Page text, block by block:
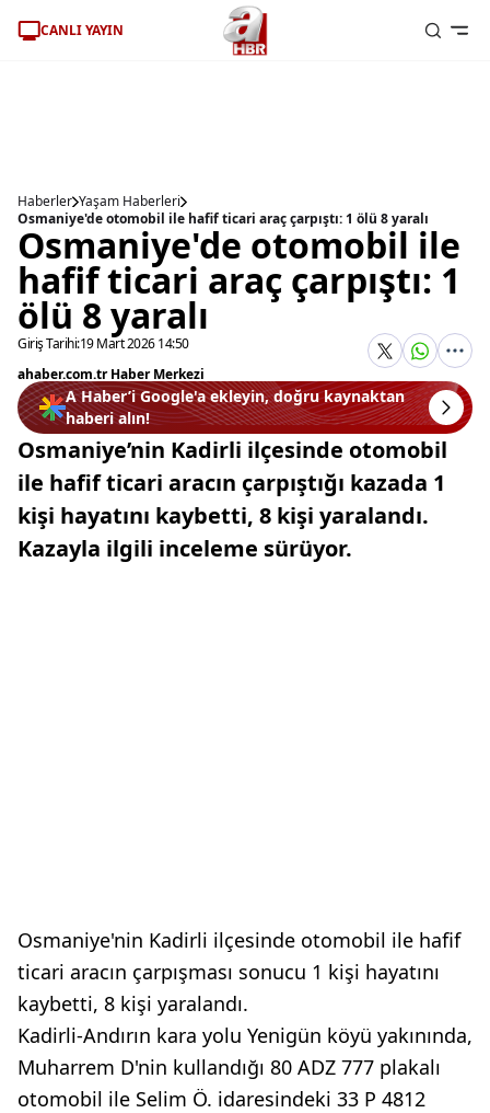
CANLI YAYIN
Haberler Yaşam Haberleri
Osmaniye'de otomobil ile hafif ticari araç çarpıştı: 1 ölü 8 yaralı
Osmaniye'de otomobil ile
hafif ticari araç çarpıştı: 1
ölü 8 yaralı
Giriş Tarihi:19 Mart 2026 14:50
ahaber.com.tr Haber Merkezi
A Haber’i Google'a ekleyin, doğru kaynaktan
haberi alın!
Osmaniye’nin Kadirli ilçesinde otomobil
ile hafif ticari aracın çarpıştığı kazada 1
kişi hayatını kaybetti, 8 kişi yaralandı.
Kazayla ilgili inceleme sürüyor.
Osmaniye'nin Kadirli ilçesinde otomobil ile hafif
ticari aracın çarpışması sonucu 1 kişi hayatını
kaybetti, 8 kişi yaralandı.
Kadirli-Andırın kara yolu Yenigün köyü yakınında,
Muharrem D'nin kullandığı 80 ADZ 777 plakalı
otomobil ile Selim Ö. idaresindeki 33 P 4812